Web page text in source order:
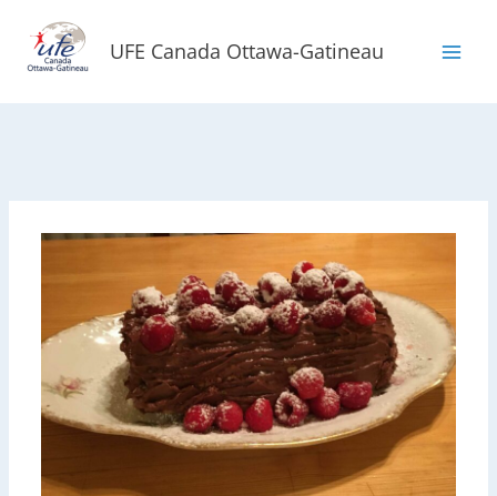
contenu
UFE Canada Ottawa-Gatineau